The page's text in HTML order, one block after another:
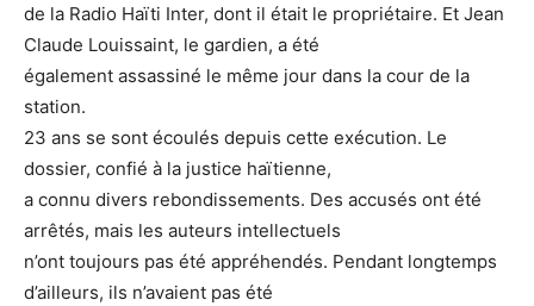
de la Radio Haïti Inter, dont il était le propriétaire. Et Jean
Claude Louissaint, le gardien, a été
également assassiné le même jour dans la cour de la
station.
23 ans se sont écoulés depuis cette exécution. Le
dossier, confié à la justice haïtienne,
a connu divers rebondissements. Des accusés ont été
arrêtés, mais les auteurs intellectuels
n’ont toujours pas été appréhendés. Pendant longtemps
d’ailleurs, ils n’avaient pas été